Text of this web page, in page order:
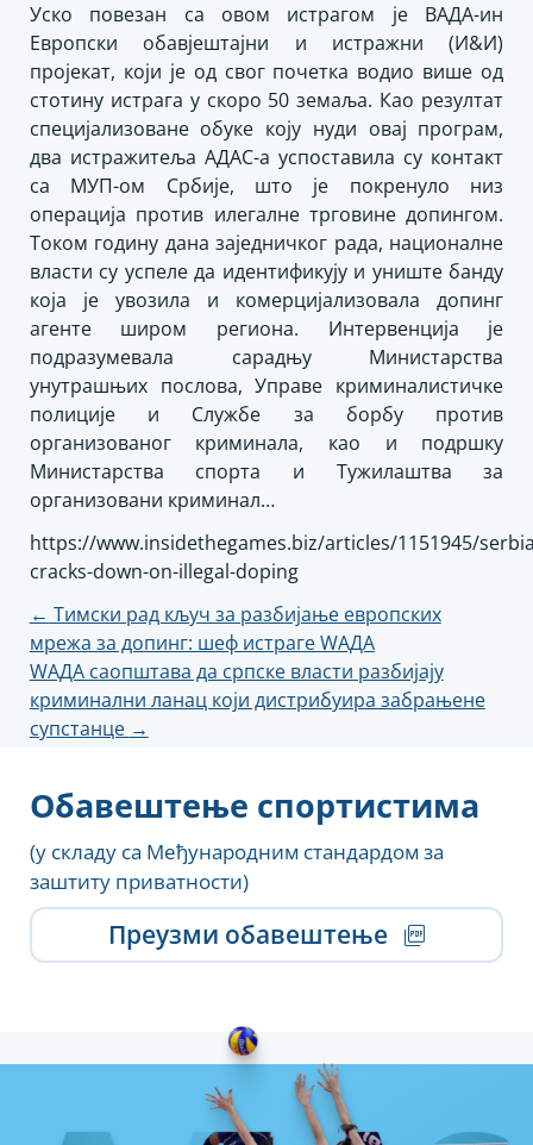
Уско повезан са овом истрагом је ВАДА-ин
Европски обавјештајни и истражни (И&И)
пројекат, који је од свог почетка водио више од
стотину истрага у скоро 50 земаља. Као резултат
специјализоване обуке коју нуди овај програм,
два истражитеља АДАС-а успоставила су контакт
са МУП-ом Србије, што је покренуло низ
операција против илегалне трговине допингом.
Током годину дана заједничког рада, националне
власти су успеле да идентификују и униште банду
која је увозила и комерцијализовала допинг
агенте широм региона. Интервенција је
подразумевала сарадњу Министарства
унутрашњих послова, Управе криминалистичке
полиције и Службе за борбу против
организованог криминала, као и подршку
Министарства спорта и Тужилаштва за
организовани криминал…
https://www.insidethegames.biz/articles/1151945/
cracks-down-on-illegal-doping
Кретање
чланка
← Тимски рад кључ за разбијање европских
мрежа за допинг: шеф истраге WАДА
WАДА саопштава да српске власти разбијају
криминални ланац који дистрибуира забрањене
супстанце →
Обавештење спортистима
(у складу са Међународним стандардом за
заштиту приватности)
Преузми обавештење